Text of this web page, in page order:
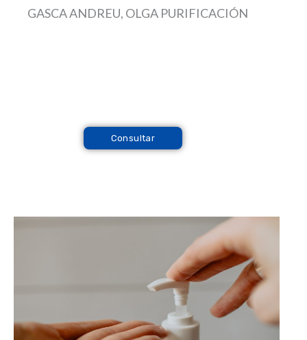
GASCA ANDREU, OLGA PURIFICACIÓN
Consultar